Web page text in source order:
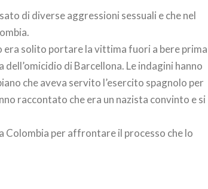
di diverse aggressioni sessuali e che nel
solito portare la vittima fuori a bere prima
di Barcellona. Le indagini hanno
che aveva servito l’esercito spagnolo per
raccontato che era un nazista convinto e si
Colombia per affrontare il processo che lo